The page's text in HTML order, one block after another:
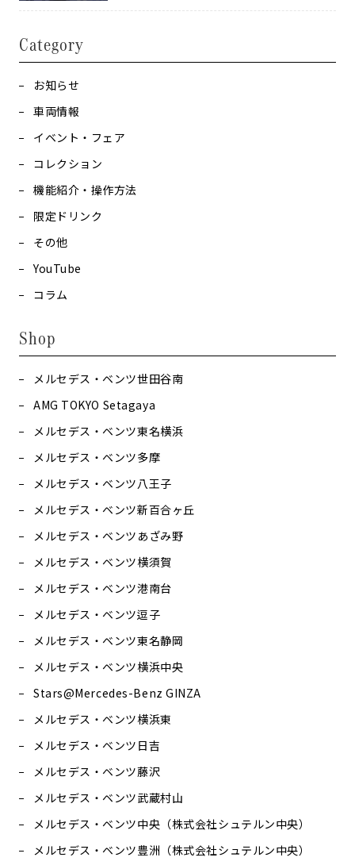
Category
お知らせ
車両情報
イベント・フェア
コレクション
機能紹介・操作方法
限定ドリンク
その他
YouTube
コラム
Shop
メルセデス・ベンツ世田谷南
AMG TOKYO Setagaya
メルセデス・ベンツ東名横浜
メルセデス・ベンツ多摩
メルセデス・ベンツ八王子
メルセデス・ベンツ新百合ヶ丘
メルセデス・ベンツあざみ野
メルセデス・ベンツ横須賀
メルセデス・ベンツ港南台
メルセデス・ベンツ逗子
メルセデス・ベンツ東名静岡
メルセデス・ベンツ横浜中央
Stars@Mercedes-Benz GINZA
メルセデス・ベンツ横浜東
メルセデス・ベンツ日吉
メルセデス・ベンツ藤沢
メルセデス・ベンツ武蔵村山
メルセデス・ベンツ中央（株式会社シュテルン中央）
メルセデス・ベンツ豊洲（株式会社シュテルン中央）